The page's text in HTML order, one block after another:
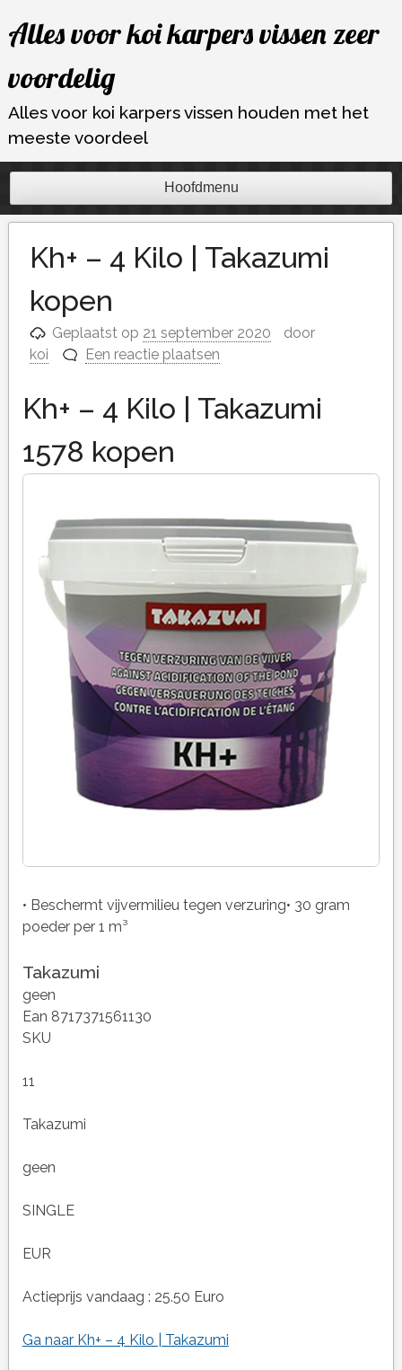
naar
inhoud
Alles voor koi karpers vissen zeer
voordelig
Alles voor koi karpers vissen houden met het
meeste voordeel
Hoofdmenu
Kh+ – 4 Kilo | Takazumi
kopen
Geplaatst op 21 september 2020
door
koi
Een reactie plaatsen
Kh+ – 4 Kilo | Takazumi
1578 kopen
• Beschermt vijvermilieu tegen verzuring• 30 gram
poeder per 1 m³
Takazumi
geen
Ean 8717371561130
SKU
11
Takazumi
geen
SINGLE
EUR
Actieprijs vandaag : 25.50 Euro
Ga naar Kh+ – 4 Kilo | Takazumi